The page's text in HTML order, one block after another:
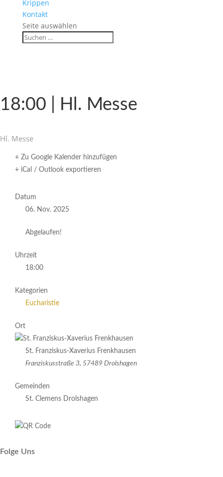
Krippen
Kontakt
Seite auswählen
18:00 | Hl. Messe
Hl. Messe
+ Zu Google Kalender hinzufügen
+ iCal / Outlook exportieren
Datum
06. Nov. 2025
Abgelaufen!
Uhrzeit
18:00
Kategorien
Eucharistie
Ort
St. Franziskus-Xaverius Frenkhausen
Franziskusstraße 3, 57489 Drolshagen
Gemeinden
St. Clemens Drolshagen
Folge Uns